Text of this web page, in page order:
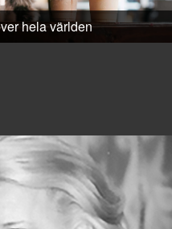
hela världen